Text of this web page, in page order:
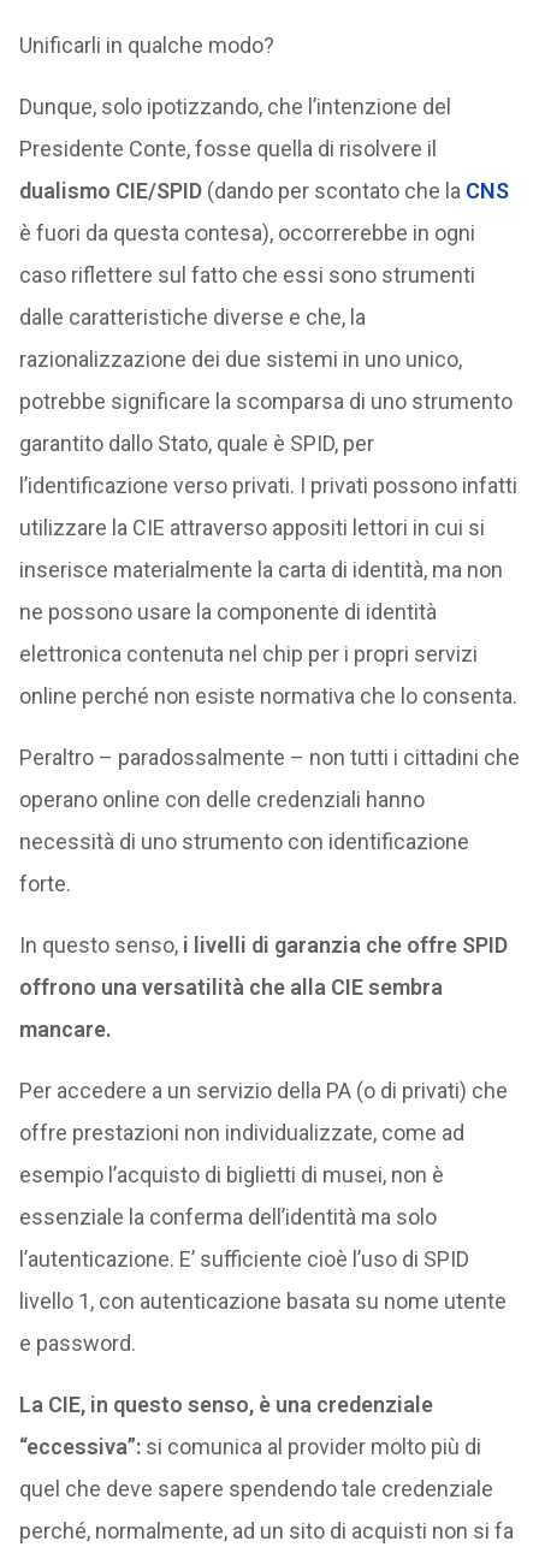
Unificarli in qualche modo?
Dunque, solo ipotizzando, che l’intenzione del
Presidente Conte, fosse quella di risolvere il
dualismo CIE/SPID(dando per scontato che la CNS
è fuori da questa contesa), occorrerebbe in ogni
caso riflettere sul fatto che essi sono strumenti
dalle caratteristiche diverse e che, la
razionalizzazione dei due sistemi in uno unico,
potrebbe significare la scomparsa di uno strumento
garantito dallo Stato, quale è SPID, per
l’identificazione verso privati. I privati possono infatti
utilizzare la CIE attraverso appositi lettori in cui si
inserisce materialmente la carta di identità, ma non
ne possono usare la componente di identità
elettronica contenuta nel chip per i propri servizi
online perché non esiste normativa che lo consenta.
Peraltro – paradossalmente – non tutti i cittadini che
operano online con delle credenziali hanno
necessità di uno strumento con identificazione
forte.
In questo senso, i livelli di garanzia che offre SPID
offrono una versatilità che alla CIE sembra
mancare.
Per accedere a un servizio della PA (o di privati) che
offre prestazioni non individualizzate, come ad
esempio l’acquisto di biglietti di musei, non è
essenziale la conferma dell’identità ma solo
l’autenticazione. E’ sufficiente cioè l’uso di SPID
livello 1, con autenticazione basata su nome utente
e password.
La CIE, in questo senso, è una credenziale
“eccessiva”:si comunica al provider molto più di
quel che deve sapere spendendo tale credenziale
perché, normalmente, ad un sito di acquisti non si fa